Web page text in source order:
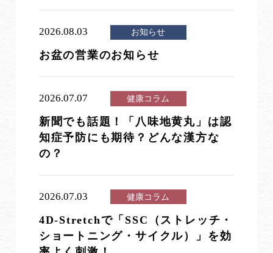
2026.08.03 お知らせ
お盆の営業のお知らせ
2026.07.07 健康コラム
新聞でも話題！「八味地黄丸」は認
知症予防にも期待？どんな漢方な
の？
2026.07.03 健康コラム
4D-Stretchで「SSC（ストレッチ・
ショートニング・サイクル）」を効